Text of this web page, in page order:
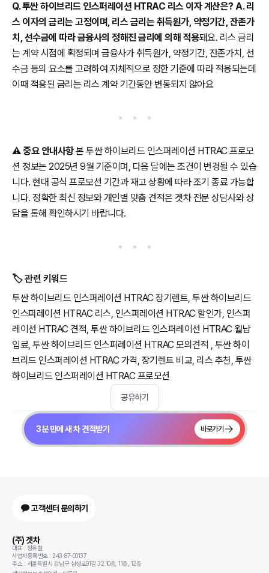
Q. 투싼 하이브리드 인스퍼레이션 HTRAC 리스 이자 계산은? A. 리
스 이자의 금리는 고정이며, 리스 금리는 취득원가, 약정기간, 잔존가
치, 선수금에 따라 금융사의 정해진 금리에 의해 적용돼요. 리스 금리
는 계약 시점에 확정되며 금융사가 취득원가, 약정기간, 잔존가치, 선
수금 등의 요소를 고려하여 자체적으로 정한 기준에 따라 적용되는데
이때 적용된 금리는 리스 계약 기간동안 변동되지 않아요
⚠️중요 안내사항본 투싼 하이브리드 인스퍼레이션 HTRAC 프로모
션 정보는 2025년 9월 기준이며, 다음 달에는 조건이 변경될 수 있습
니다. 현대 공식 프로모션 기간과 재고 상황에 따라 조기 종료 가능합
니다. 정확한 최신 정보와 개인별 맞춤 견적은 겟차 전문 상담사와 상
담을 통해 확인하시기 바랍니다.
🏷️ 관련 키워드
투싼 하이브리드 인스퍼레이션 HTRAC 장기렌트, 투싼 하이브리드
인스퍼레이션 HTRAC 리스, 인스퍼레이션 HTRAC 할인가, 인스퍼
레이션 HTRAC 견적, 투싼 하이브리드 인스퍼레이션 HTRAC 월납
입료, 투싼 하이브리드 인스퍼레이션 HTRAC 모의견적 , 투싼 하이
브리드 인스퍼레이션 HTRAC 가격, 장기렌트 비교, 리스 추천, 투싼
하이브리드 인스퍼레이션 HTRAC 프로모션
공유하기
3분 만에 새 차 견적받기 바로가기
고객센터 문의하기
(주) 겟차
대표 : 정유철
사업자등록번호 : 243-87-00137
주소 : 서울특별시 강남구 삼성로91길 32 10층, 11층, 12층